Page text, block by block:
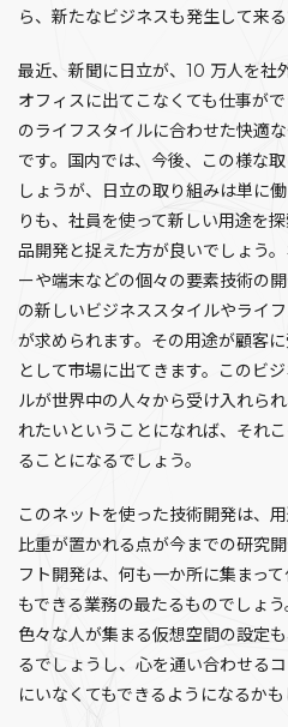
ら、新たなビジネスも発生して来る
最近、新聞に日立が、10 万人を社
オフィスに出てこなくても仕事が
のライフスタイルに合わせた快適
です。国内では、今後、この様な
しょうが、日立の取り組みは単に
りも、社員を使って新しい用途を
品開発と捉えた方が良いでしょう
ーや端末などの個々の要素技術の
の新しいビジネススタイルやライ
が求められます。その用途が顧客
として市場に出てきます。このビ
ルが世界中の人々から受け入れら
れたいということになれば、それ
ることになるでしょう。
このネットを使った技術開発は、
比重が置かれる点が今までの研究
フト開発は、何も一か所に集まっ
もできる業務の最たるものでしょ
色々な人が集まる仮想空間の設定
るでしょうし、心を通い合わせる
にいなくてもできるようになるかも